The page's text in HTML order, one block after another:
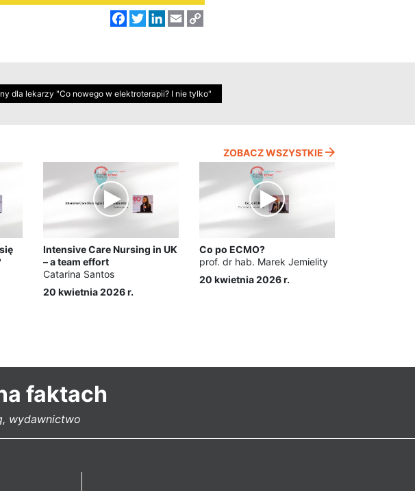
Facebook
TwitterLinkedIn
Email
dla lekarzy "Co nowego w elektroterapii? I nie tylko"
ZOBACZ WSZYSTKIE
Intensive Care Nursing in UK
– a team effort
Catarina Santos
20 kwietnia 2026 r.
Co po ECMO?
prof. dr hab. Marek Jemielity
20 kwietnia 2026 r.
faktach
wydawnictwo